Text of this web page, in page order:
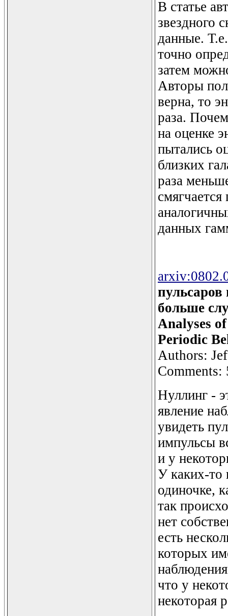
В статье
звездного
данные.
точно
затем
Авторы
верна, то
раза.
на оценке
пытались
близких
раза
данных
пульсаров
больше
Analyses
Periodic
Authors:
Comments:
Нуллинг -
явление
увидеть
импульсы
и у
У каких-то
одиночке,
так
нет
есть
которых
что у
некоторая